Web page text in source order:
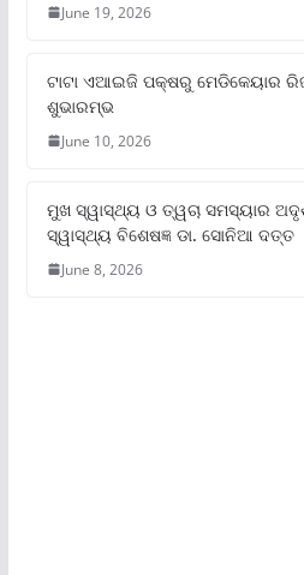
June 19, 2026
ଟାଟା ଏଆଇଜି ପକ୍ଷରୁ ମେଡିକେୟାର
ଶୁଭାରମ୍ଭ
June 10, 2026
ମୁଖ ସ୍ୱାସ୍ଥ୍ୟ ଓ ତ୍ୱଚା ସମସ୍ୟାର
ସ୍ୱାସ୍ଥ୍ୟ ବିଶେଷଜ୍ଞ ଡା. ସୋନିଆ ଦତ୍ତ
June 8, 2026